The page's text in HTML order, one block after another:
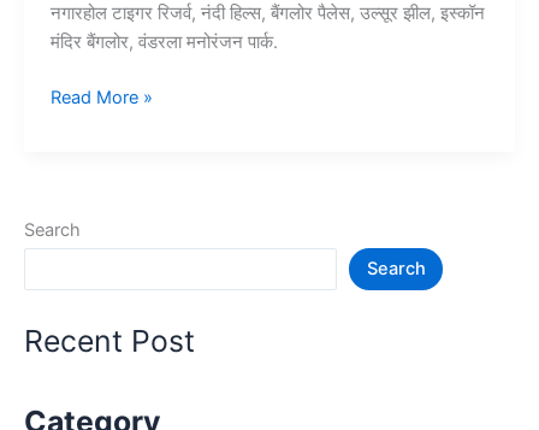
नगारहोल टाइगर रिजर्व, नंदी हिल्स, बैंगलोर पैलेस, उल्सूर झील, इस्कॉन
मंदिर बैंगलोर, वंडरला मनोरंजन पार्क.
10+
जगह
Places
Read More »
Search
Search
Recent Post
Category